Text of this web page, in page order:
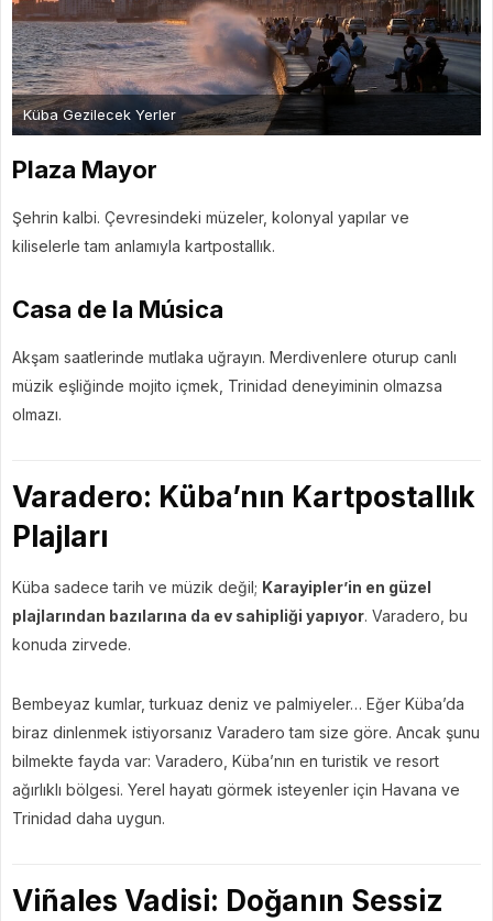
Küba Gezilecek Yerler
Plaza Mayor
Şehrin kalbi. Çevresindeki müzeler, kolonyal yapılar ve
kiliselerle tam anlamıyla kartpostallık.
Casa de la Música
Akşam saatlerinde mutlaka uğrayın. Merdivenlere oturup canlı
müzik eşliğinde mojito içmek, Trinidad deneyiminin olmazsa
olmazı.
Varadero: Küba’nın Kartpostallık
Plajları
Küba sadece tarih ve müzik değil; Karayipler’in en güzel
plajlarından bazılarına da ev sahipliği yapıyor. Varadero, bu
konuda zirvede.
Bembeyaz kumlar, turkuaz deniz ve palmiyeler… Eğer Küba’da
biraz dinlenmek istiyorsanız Varadero tam size göre. Ancak şunu
bilmekte fayda var: Varadero, Küba’nın en turistik ve resort
ağırlıklı bölgesi. Yerel hayatı görmek isteyenler için Havana ve
Trinidad daha uygun.
Viñales Vadisi: Doğanın Sessiz